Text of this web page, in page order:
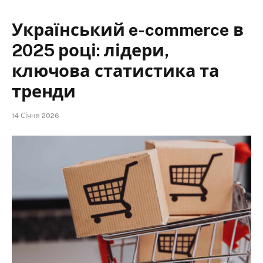
Український e-commerce в
2025 році: лідери,
ключова статистика та
тренди
14 Січня 2026